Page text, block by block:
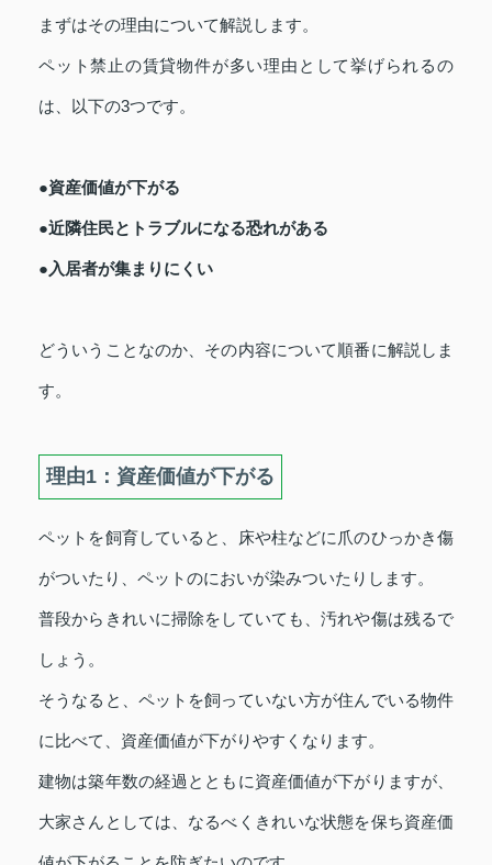
まずはその理由について解説します。
ペット禁止の賃貸物件が多い理由として挙げられるの
は、以下の3つです。
●資産価値が下がる
●近隣住民とトラブルになる恐れがある
●入居者が集まりにくい
どういうことなのか、その内容について順番に解説しま
す。
理由1：資産価値が下がる
ペットを飼育していると、床や柱などに爪のひっかき傷
がついたり、ペットのにおいが染みついたりします。
普段からきれいに掃除をしていても、汚れや傷は残るで
しょう。
そうなると、ペットを飼っていない方が住んでいる物件
に比べて、資産価値が下がりやすくなります。
建物は築年数の経過とともに資産価値が下がりますが、
大家さんとしては、なるべくきれいな状態を保ち資産価